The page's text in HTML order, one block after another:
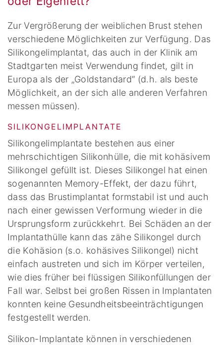
Zur Vergrößerung der weiblichen Brust stehen
verschiedene Möglichkeiten zur Verfügung. Das
Silikongelimplantat, das auch in der Klinik am
Stadtgarten meist Verwendung findet, gilt in
Europa als der „Goldstandard“ (d.h. als beste
Möglichkeit, an der sich alle anderen Verfahren
messen müssen).
SILIKONGELIMPLANTATE
Silikongelimplantate bestehen aus einer
mehrschichtigen Silikonhülle, die mit kohäsivem
Silikongel gefüllt ist. Dieses Silikongel hat einen
sogenannten Memory-Effekt, der dazu führt,
dass das Brustimplantat formstabil ist und auch
nach einer gewissen Verformung wieder in die
Ursprungsform zurückkehrt. Bei Schäden an der
Implantathülle kann das zähe Silikongel durch
die Kohäsion (s.o. kohäsives Silikongel) nicht
einfach austreten und sich im Körper verteilen,
wie dies früher bei flüssigen Silikonfüllungen der
Fall war. Selbst bei großen Rissen in Implantaten
konnten keine Gesundheitsbeeinträchtigungen
festgestellt werden.
Silikon-Implantate können in verschiedenen